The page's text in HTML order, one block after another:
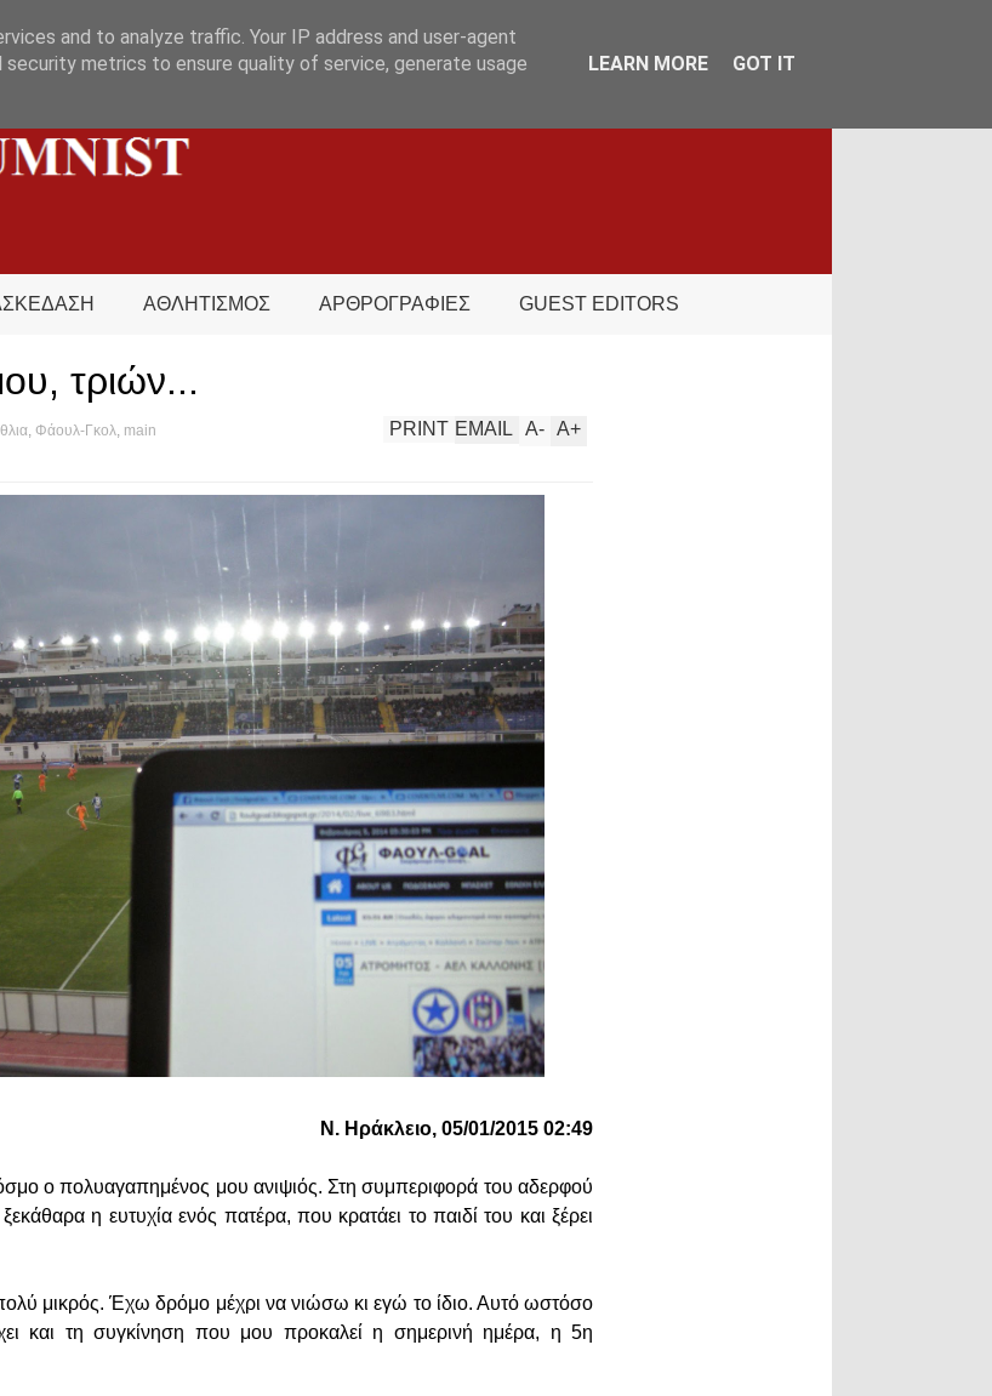
ΑΘΛΗΤΙΣΜΟΣ ΑΡΘΡΟΓΡΑΦΙΕΣ GUEST EDITORS
τριών...
Φάουλ-Γκολ main
A+
A-
EMAIL
PRINT
Ν. Ηράκλειο, 05/01/2015 02:49
ο πολυαγαπημένος μου ανιψιός. Στη συμπεριφορά του αδερφού
η ευτυχία ενός πατέρα, που κρατάει το παιδί του και ξέρει
πολύ μικρός. Έχω δρόμο μέχρι να νιώσω κι εγώ το ίδιο. Αυτό ωστόσο
και τη συγκίνηση που μου προκαλεί η σημερινή ημέρα, η 5η
and to analyze traffic. Your IP address and user-agent
metrics to ensure quality of service, generate usage
LEARN MORE GOT IT